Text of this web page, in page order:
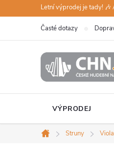
na
Letní výprodej je tady! 🎶
Časté dotazy
VÝPRODEJ
Domů
Struny Viola